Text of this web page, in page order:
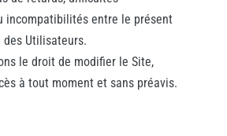
incompatibilités entre le présent
Utilisateurs.
le droit de modifier le Site,
à tout moment et sans préavis.